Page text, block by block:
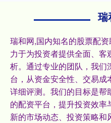
瑞
瑞和网,国内知名的股票配
力于为投资者提供全面、
析。通过专业的团队，我
台，从资金安全性、交易
详细评测。我们的目标是帮
的配资平台，提升投资效
新的市场动态、投资策略